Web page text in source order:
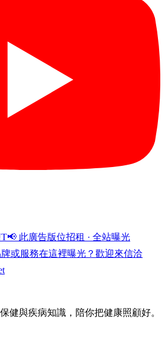
📢 此廣告版位招租 · 全站曝光
或服務在這裡曝光？歡迎來信洽
健與疾病知識，陪你把健康照顧好。